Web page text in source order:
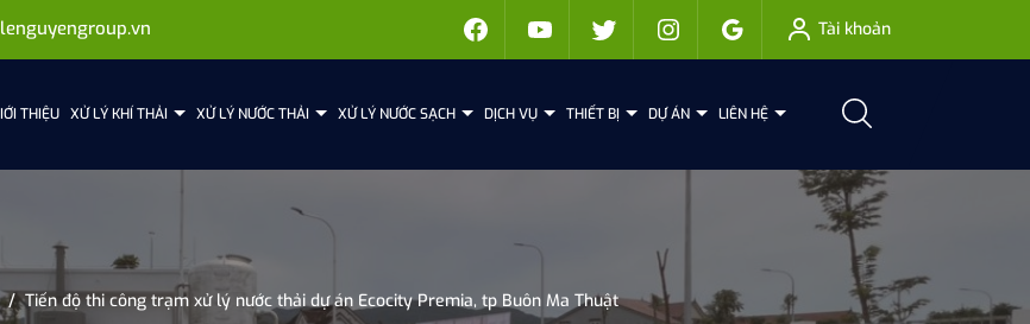
Tài khoản
THIỆU XỬ LÝ KHÍ THẢI XỬ LÝ NƯỚC THẢI XỬ LÝ NƯỚC SẠCH DỊCH VỤ THIẾT BỊ DỰ ÁN LIÊN HỆ
/ Tiến độ thi công trạm xử lý nước thải dự án Ecocity Premia, tp Buôn Ma Thuật